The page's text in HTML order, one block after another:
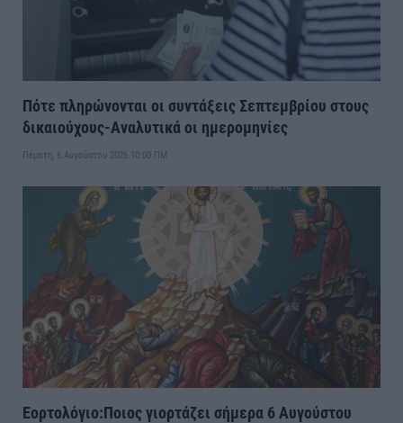
Πότε πληρώνονται οι συντάξεις Σεπτεμβρίου στους
δικαιούχους-Αναλυτικά οι ημερομηνίες
Πέμπτη, 6 Αυγούστου 2026 10:00 ΠΜ
Εορτολόγιο:Ποιος γιορτάζει σήμερα 6 Αυγούστου